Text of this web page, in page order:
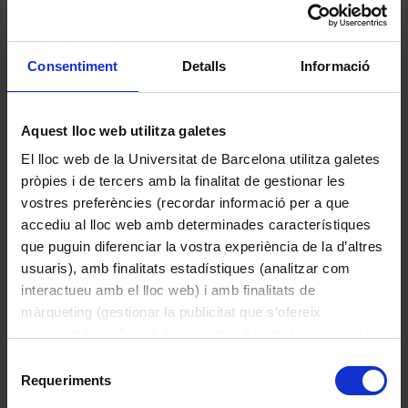
Consentiment Detalls Informació
Aquest lloc web utilitza galetes
El lloc web de la Universitat de Barcelona utilitza galetes
pròpies i de tercers amb la finalitat de gestionar les
vostres preferències (recordar informació per a que
accediu al lloc web amb determinades característiques
que puguin diferenciar la vostra experiència de la d’altres
usuaris), amb finalitats estadístiques (analitzar com
interactueu amb el lloc web) i amb finalitats de
màrqueting (gestionar la publicitat que s’ofereix
consultar laPolítica de galetes del lloc web de la
Requeriments
Desconegut
1965